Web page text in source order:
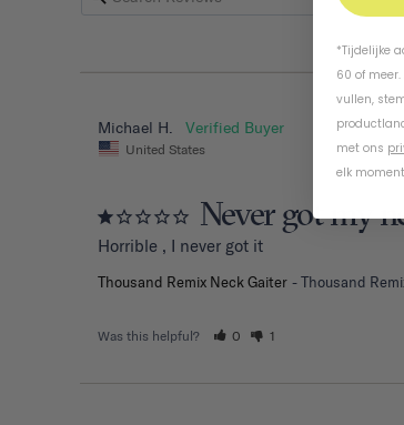
Michael H.
United States
Never got my
Horrible , I never got it
Thousand Remix Neck Gaiter Thousand
Was this helpful? 0 1
*Tijdelijke
60 of
vullen,
met ons
elk